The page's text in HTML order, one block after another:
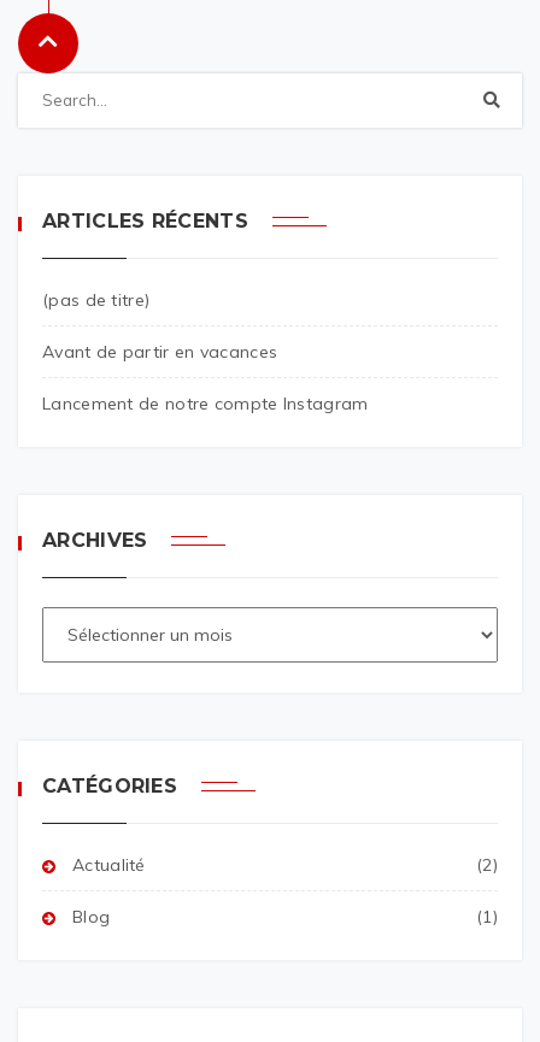
ARTICLES RÉCENTS
(pas de titre)
Avant de partir en vacances
Lancement de notre compte Instagram
ARCHIVES
CATÉGORIES
Actualité (2)
Blog (1)